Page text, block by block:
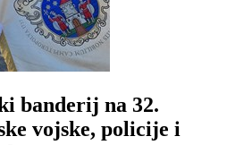
banderij na 32.
vojske, policije i